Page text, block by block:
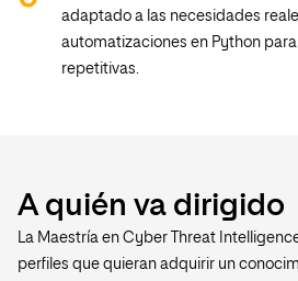
adaptado a las necesidades
automatizaciones en Python
repetitivas.
A quién va dirigido
La Maestría en Cyber Threat
perfiles que quieran adquirir un